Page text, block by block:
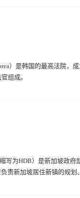
）是韩国的最高法院，
组成。
写为HDB）是新加坡政府
责新加坡居住新镇的规划